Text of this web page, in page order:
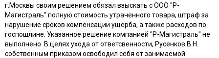
г.Москвы своим решением обязал взыскать с ООО "Р-
Магистраль" полную стоимость утраченного товара, штраф за
нарушение сроков компенсации ущерба, а также расходов по
госпошлине. Указанное решение компанией "Р-Магистраль" не
выполнено. В целях ухода от ответсвенности, Русенков В.Н.
собственным приказом освободил себя от занимаемой